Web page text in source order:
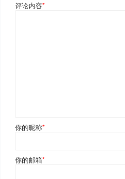
评论内容*
你的昵称*
你的邮箱*